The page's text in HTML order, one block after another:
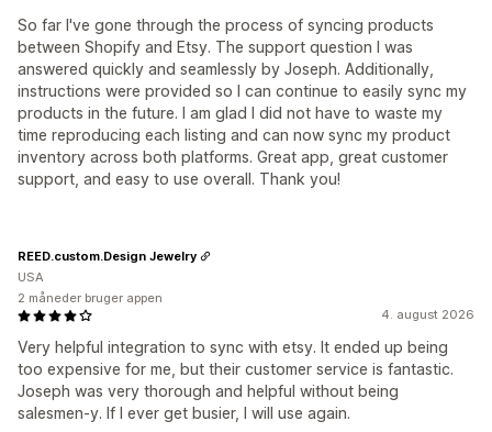
So far I've gone through the process of syncing products
between Shopify and Etsy. The support question I was
answered quickly and seamlessly by Joseph. Additionally,
instructions were provided so I can continue to easily sync my
products in the future. I am glad I did not have to waste my
time reproducing each listing and can now sync my product
inventory across both platforms. Great app, great customer
support, and easy to use overall. Thank you!
4. august 2026
Very helpful integration to sync with etsy. It ended up being
too expensive for me, but their customer service is fantastic.
Joseph was very thorough and helpful without being
salesmen-y. If I ever get busier, I will use again.
REED.custom.Design Jewelry
USA
2 måneder bruger appen